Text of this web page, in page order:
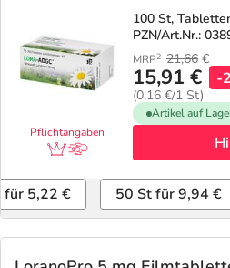
Pflichtangaben
100 St,
PZN/Art.Nr.:
MRP2 21,66 €
15,91 €
(0,16 €/1 St)
-
Artikel auf
für 5,22 € 50 St für 9,94 €